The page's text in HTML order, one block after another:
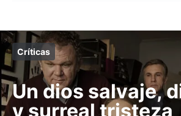
Críticas
Un dios salvaje,
y surreal tristeza